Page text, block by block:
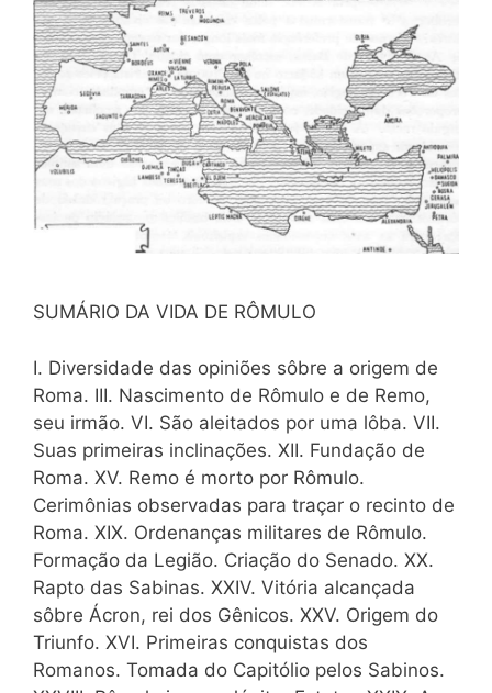
SUMÁRIO DA VIDA DE RÔMULO
I. Diversidade das opiniões sôbre a origem de
Roma. III. Nascimento de Rômulo e de Remo,
seu irmão. VI. São aleitados por uma lôba. VII.
Suas primeiras inclinações. XII. Fundação de
Roma. XV. Remo é morto por Rômulo.
Cerimônias observadas para traçar o recinto de
Roma. XIX. Ordenanças militares de Rômulo.
Formação da Legião. Criação do Senado. XX.
Rapto das Sabinas. XXIV. Vitória alcançada
sôbre Ácron, rei dos Gênicos. XXV. Origem do
Triunfo. XVI. Primeiras conquistas dos
Romanos. Tomada do Capitólio pelos Sabinos.